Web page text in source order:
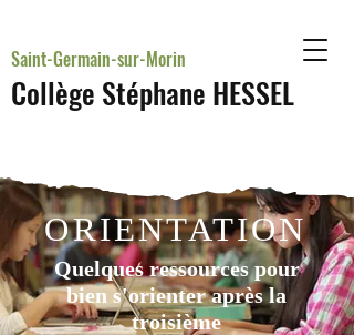
Collège Stéphane HESSEL
Saint-Germain-sur-Morin
ORIENTATION
Quelques ressources pour
bien s'orienter après la
troisième